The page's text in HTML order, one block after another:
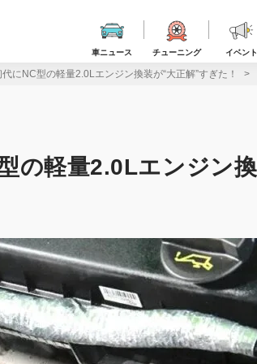
車ニュース チューニング イベント
にNC型の軽量2.0Lエンジン換装が“大正解”すぎた！
の軽量2.0Lエンジン